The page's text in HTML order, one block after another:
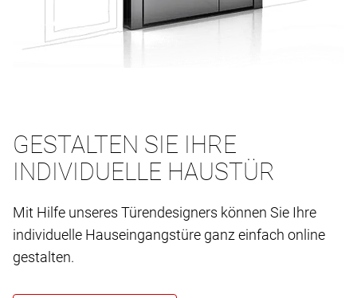
GESTALTEN SIE IHRE
INDIVIDUELLE HAUSTÜR
Mit Hilfe unseres Türendesigners können Sie Ihre
individuelle Hauseingangstüre ganz einfach online
gestalten.